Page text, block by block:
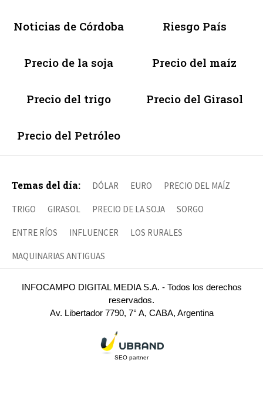
Noticias de Córdoba Riesgo País
Precio de la soja Precio del maíz
Precio del trigo Precio del Girasol
Precio del Petróleo
Temas del día: DÓLAR EURO PRECIO DEL MAÍZ
TRIGO GIRASOL PRECIO DE LA SOJA SORGO
ENTRE RÍOS INFLUENCER LOS RURALES
MAQUINARIAS ANTIGUAS
INFOCAMPO DIGITAL MEDIA S.A. - Todos los derechos
reservados.
Av. Libertador 7790, 7° A, CABA, Argentina
SEO partner